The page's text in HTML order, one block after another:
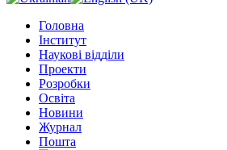
Головна
Інститут
Наукові відділи
Проекти
Розробки
Освіта
Новини
Журнал
Пошта